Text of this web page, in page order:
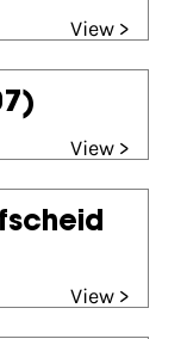
View >
View >
View >